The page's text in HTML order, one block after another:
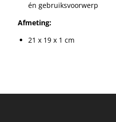
én gebruiksvoorwerp
Afmeting:
21 x 19 x 1 cm